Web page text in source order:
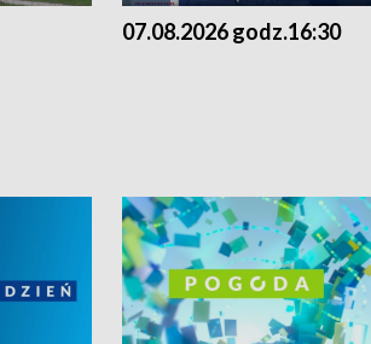
07.08.2026 godz.16:30